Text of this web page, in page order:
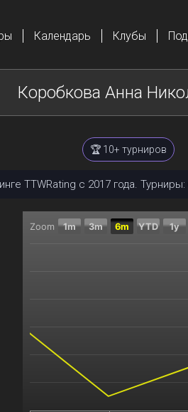
Календарь Клубы
Коробкова Анна
🏆 10+ турниров
TTWRating с 2017 года.
Chart
Zoom 1m 3m 6m YTD 1y